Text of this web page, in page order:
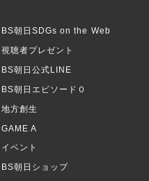
BS朝日SDGs on the Web
視聴者プレゼント
BS朝日公式LINE
BS朝日エピソード０
地方創生
GAME A
イベント
BS朝日ショップ